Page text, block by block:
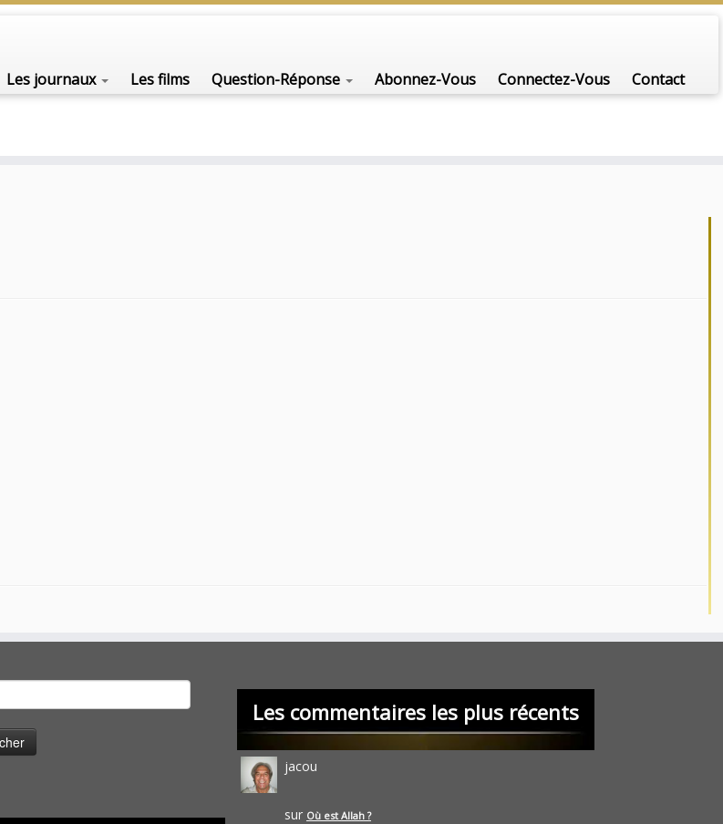
Les journaux Les films Question-Réponse Abonnez-Vous Connectez-Vous Contact
Les commentaires les plus récents
jacou
sur Où est Allah ?